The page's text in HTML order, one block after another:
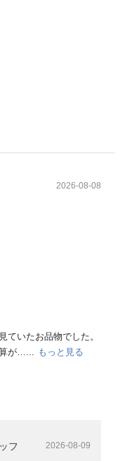
2026-08-08
ていたお品物でした。
が…... もっと見る
フ 2026-08-09